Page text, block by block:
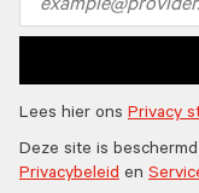
address
Lees hier ons Privacy
Deze site is
Privacybeleid en